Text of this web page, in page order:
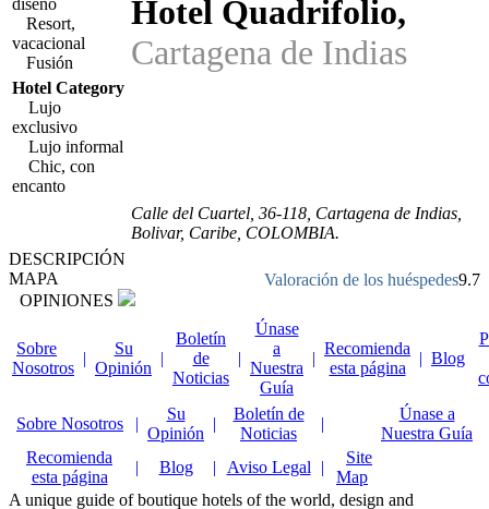
diseño
Resort,
vacacional
Fusión
Hotel Category
Lujo
exclusivo
Lujo informal
Chic, con
encanto
Hotel Quadrifolio,
Cartagena de Indias
Calle del Cuartel, 36-118 , Cartagena de Indias,
Bolivar, Caribe COLOMBIA.
Valoración de los huéspedes9.7
DESCRIPCIÓN
MAPA
OPINIONES
Sobre
Nosotros
|
Su
Opinión
|
Boletín
de
Noticias
|
Únase
a
Nuestra
Guía
|
Recomienda
esta página
| Blog
Sobre Nosotros |
Su
Opinión
|
Boletín de
Noticias
|
Únase a
Nuestra Guía
Recomienda
esta página
| Blog | Aviso Legal |
Site
Map
A unique guide of boutique hotels of the world, design and